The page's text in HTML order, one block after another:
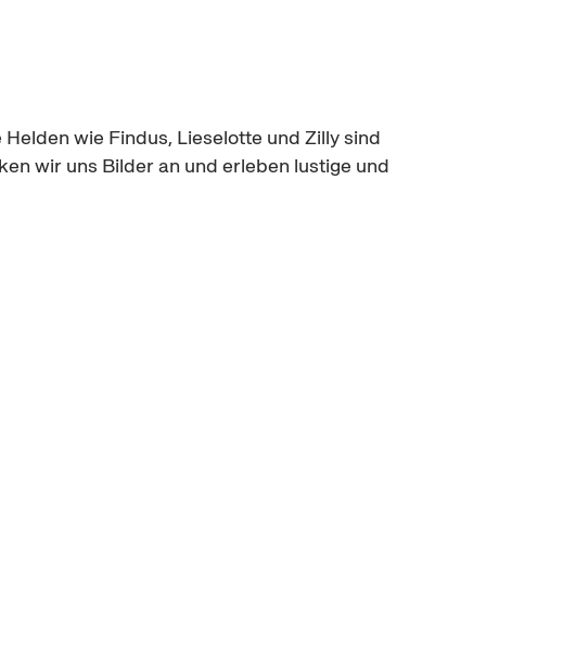
wie Findus, Lieselotte und Zilly sind
wir uns Bilder an und erleben lustige und